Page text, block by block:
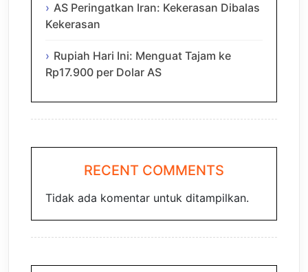
AS Peringatkan Iran: Kekerasan Dibalas
Kekerasan
Rupiah Hari Ini: Menguat Tajam ke
Rp17.900 per Dolar AS
RECENT COMMENTS
Tidak ada komentar untuk ditampilkan.